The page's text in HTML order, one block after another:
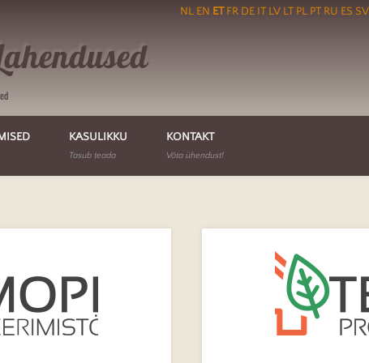
NL EN ET FR DE IT LV LT PL PT RU ES SV
KASULIKKU
Tasub teada
KONTAKT
Võta ühendust!